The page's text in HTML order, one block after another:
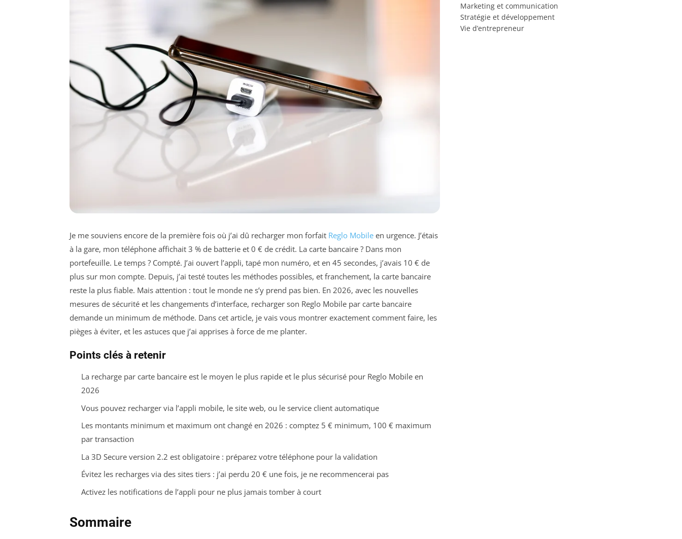
Je me souviens encore de la première fois où j’ai dû recharger mon forfait Reglo Mobile en urgence. J’étais
à la gare, mon téléphone affichait 3 % de batterie et 0 € de crédit. La carte bancaire ? Dans mon
portefeuille. Le temps ? Compté. J’ai ouvert l’appli, tapé mon numéro, et en 45 secondes, j’avais 10 € de
plus sur mon compte. Depuis, j’ai testé toutes les méthodes possibles, et franchement, la carte bancaire
reste la plus fiable. Mais attention : tout le monde ne s’y prend pas bien. En 2026, avec les nouvelles
mesures de sécurité et les changements d’interface, recharger son Reglo Mobile par carte bancaire
demande un minimum de méthode. Dans cet article, je vais vous montrer exactement comment faire, les
pièges à éviter, et les astuces que j’ai apprises à force de me planter.
Points clés à retenir
La recharge par carte bancaire est le moyen le plus rapide et le plus sécurisé pour Reglo Mobile en
2026
Vous pouvez recharger via l’appli mobile, le site web, ou le service client automatique
Les montants minimum et maximum ont changé en 2026 : comptez 5 € minimum, 100 € maximum
par transaction
La 3D Secure version 2.2 est obligatoire : préparez votre téléphone pour la validation
Évitez les recharges via des sites tiers : j’ai perdu 20 € une fois, je ne recommencerai pas
Activez les notifications de l’appli pour ne plus jamais tomber à court
Sommaire
Marketing et communication
Stratégie et développement
Vie d’entrepreneur